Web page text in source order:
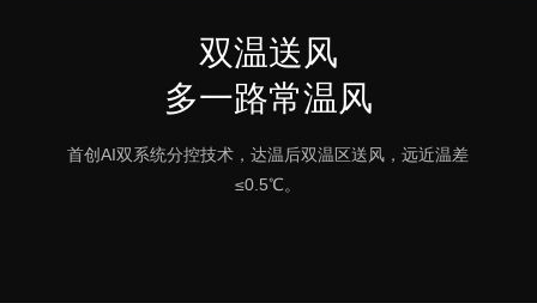
双温送风
多一路常温风
首创AI双系统分控技术，达温后双温区送风，远近温差
≤0.5℃。